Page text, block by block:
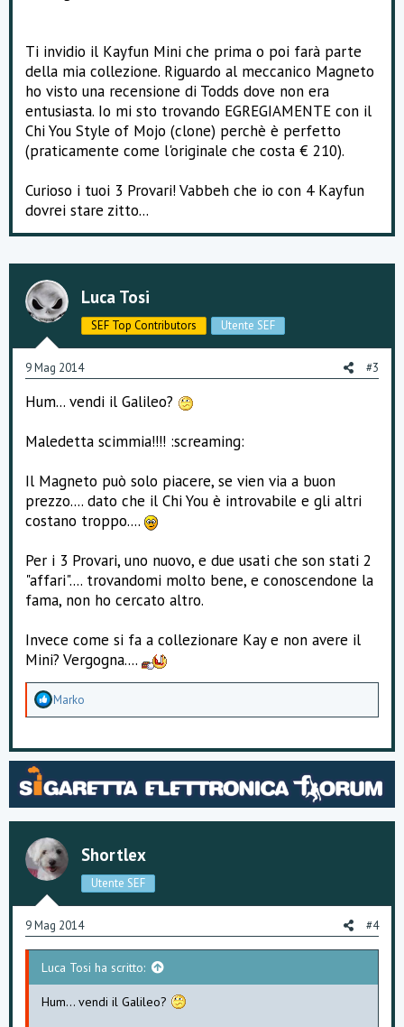
Ti invidio il Kayfun Mini che prima o poi farà parte
della mia collezione. Riguardo al meccanico Magneto
ho visto una recensione di Todds dove non era
entusiasta. Io mi sto trovando EGREGIAMENTE con il
Chi You Style of Mojo (clone) perchè è perfetto
(praticamente come l'originale che costa € 210).
Curioso i tuoi 3 Provari! Vabbeh che io con 4 Kayfun
dovrei stare zitto...
Luca Tosi
SEF Top Contributors Utente SEF
9 Mag 2014 #3
Hum... vendi il Galileo?
Maledetta scimmia!!!! :screaming:
Il Magneto può solo piacere, se vien via a buon
prezzo.... dato che il Chi You è introvabile e gli altri
costano troppo....
Per i 3 Provari, uno nuovo, e due usati che son stati 2
"affari".... trovandomi molto bene, e conoscendone la
fama, non ho cercato altro.
Invece come si fa a collezionare Kay e non avere il
Mini? Vergogna....
A
e
z
a
n
t
i
Marko
Shortlex
Utente SEF
9 Mag 2014 #4
Luca Tosi ha scritto:
Hum... vendi il Galileo?